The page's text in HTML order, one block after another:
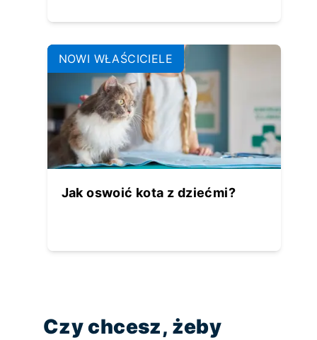
NOWI WŁAŚCICIELE
Jak oswoić kota z dziećmi?
Czy chcesz, żeby